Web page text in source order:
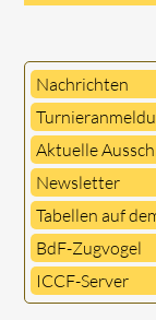
Nachrichten
Aktuelle
Newsletter
Tabellen auf
BdF-Zugvogel
ICCF-Server